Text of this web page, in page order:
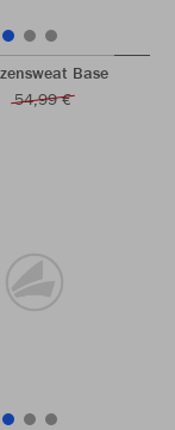
Base
54,99 €